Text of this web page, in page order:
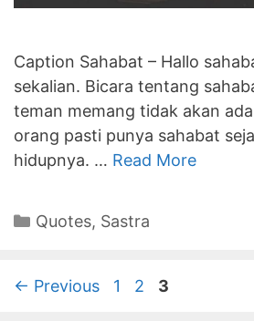
Caption Sahabat – Hallo
sekalian. Bicara tentang
teman memang tidak akan
orang pasti punya sahabat
hidupnya. … Read More
Categories
Quotes, Sastra
← Previous Page
1 Page
2 Page
3